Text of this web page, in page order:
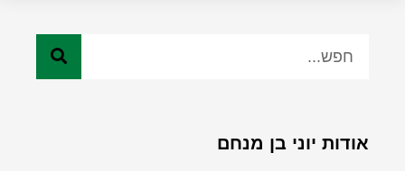
אודות יוני בן מנחם